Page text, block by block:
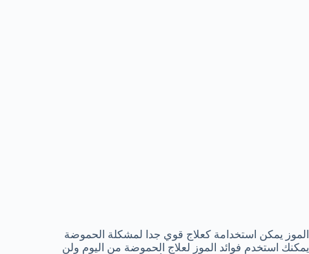
الموز يمكن استخدامة كعلاج قوي جدا لمشكلة الحموضة
يمكنك استخدم فوائد الموز لعلاج الحموضة من اليوم ولن